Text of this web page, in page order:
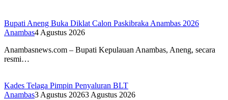
Bupati Aneng Buka Diklat Calon Paskibraka Anambas 2026
Anambas4 Agustus 2026
Anambasnews.com – Bupati Kepulauan Anambas, Aneng, secara
resmi…
Kades Telaga Pimpin Penyaluran BLT
Anambas3 Agustus 20263 Agustus 2026